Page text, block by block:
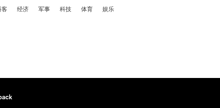
客 经济 军事 科技 体育 娱乐